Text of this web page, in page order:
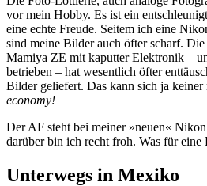
vor mein Hobby. Es ist ein
eine echte Freude. Seitem ich eine
sind meine Bilder auch öfter scharf.
Mamiya ZE mit kaputter Elektronik –
betrieben – hat wesentlich öfter
Bilder geliefert. Das kann sich ja keiner
economy!
Der AF steht bei meiner »neuen«
darüber bin ich recht froh. Was für eine
Unterwegs in Mexiko